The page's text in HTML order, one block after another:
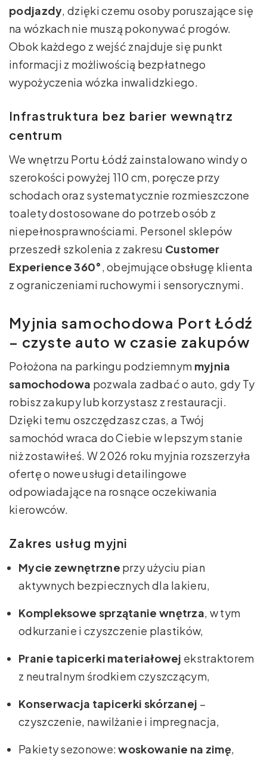
podjazdy , dzięki czemu osoby poruszające się
na wózkach nie muszą pokonywać progów.
Obok każdego z wejść znajduje się punkt
informacji z możliwością bezpłatnego
wypożyczenia wózka inwalidzkiego.
Infrastruktura bez barier wewnątrz
centrum
We wnętrzu Portu Łódź zainstalowano windy o
szerokości powyżej 110 cm, poręcze przy
schodach oraz systematycznie rozmieszczone
toalety dostosowane do potrzeb osób z
niepełnosprawnościami. Personel sklepów
przeszedł szkolenia z zakresu Customer
Experience 360° , obejmujące obsługę klienta
z ograniczeniami ruchowymi i sensorycznymi.
Myjnia samochodowa Port Łódź
– czyste auto w czasie zakupów
Położona na parkingu podziemnym myjnia
samochodowa pozwala zadbać o auto, gdy Ty
robisz zakupy lub korzystasz z restauracji.
Dzięki temu oszczędzasz czas, a Twój
samochód wraca do Ciebie w lepszym stanie
niż zostawiłeś. W 2026 roku myjnia rozszerzyła
ofertę o nowe usługi detailingowe
odpowiadające na rosnące oczekiwania
kierowców.
Zakres usług myjni
Mycie zewnętrzne przy użyciu pian
aktywnych bezpiecznych dla lakieru,
Kompleksowe sprzątanie wnętrza , w tym
odkurzanie i czyszczenie plastików,
Pranie tapicerki materiałowej ekstraktorem
z neutralnym środkiem czyszczącym,
Konserwacja tapicerki skórzanej –
czyszczenie, nawilżanie i impregnacja,
Pakiety sezonowe:woskowanie na zimę,